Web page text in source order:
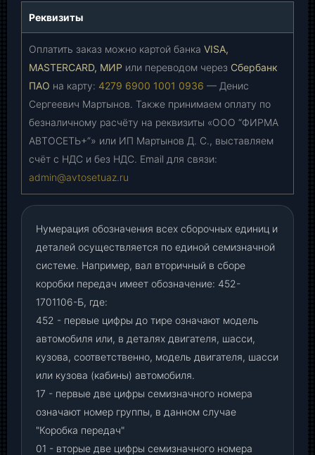
Реквизиты
Оплатить заказ можно картой банка VISA,
MASTERCARD, МИР или переводом через Сбербанк
ПАО на карту: 4279 6900 1001 0936 — Денис
Сергеевич Мартынов. Также принимаем оплату по
безналичному расчёту на реквизиты «ООО “ФИРМА
АВТОСЕТЬ+”» или ИП Мартынов Д. С., выставляем
счёт с НДС и без НДС. Email для связи:
admin@avtosetuaz.ru
Нумерация обозначения всех сборочных единиц и
деталей осуществляется по единой семизначной
системе. Например, вал вторичный в сборе
коробки передач имеет обозначение: 452-
1701106-Б, где:
452 - первые цифры до тире означают модель
автомобиля или, в деталях двигателя, шасси,
кузова, соответственно, модель двигателя, шасси
или кузова (кабины) автомобиля.
17 - первые две цифры семизначного номера
означают номер группы, в данном случае
"Коробка передач"
01 - вторые две цифры семизначного номера